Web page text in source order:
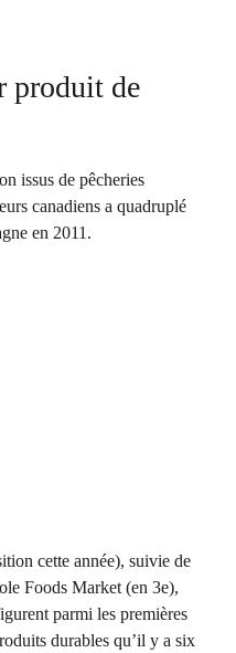
produit de
issus de pêcheries
canadiens a quadruplé
en 2011.
cette année), suivie de
Foods Market (en 3e),
parmi les premières
durables qu’il y a six